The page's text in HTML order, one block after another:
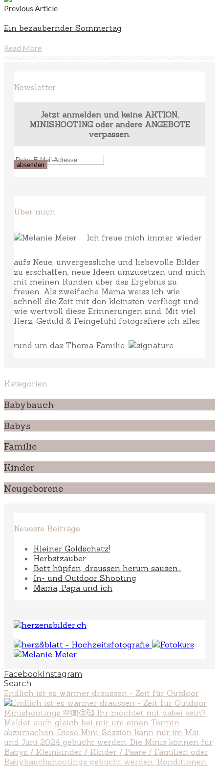
Previous Article
Ein bezaubernder Sommertag
Read More
Newsletter
Jetzt anmelden und keine AKTION,
MINISHOOTING oder andere ANGEBOTE
verpassen.
Über mich
Ich freue mich immer wieder
aufs Neue, unvergessliche und liebevolle Bilder
zu erschaffen, neue Ideen umzusetzen und mich
mit meinen Kunden über das Ergebnis zu
freuen. Als zweifache Mama weiss ich wie
schnell die Zeit mit den kleinsten verfliegt und
wie wertvoll diese Erinnerungen sind. Mit viel
Herz, Geduld & Feingefühl fotografiere ich alles
rund um das Thema Familie.
Kategorien
Babybauch
Babys
Familie
Kinder
Neugeborene
Neueste Beiträge
Kleiner Goldschatz!
Herbstzauber
Bett hüpfen, draussen herum sausen…
In- und Outdoor Shooting
Mama, Papa und ich
FacebookInstagram
Search
Endlich ist es wärmer draussen - Zeit für Outdoor